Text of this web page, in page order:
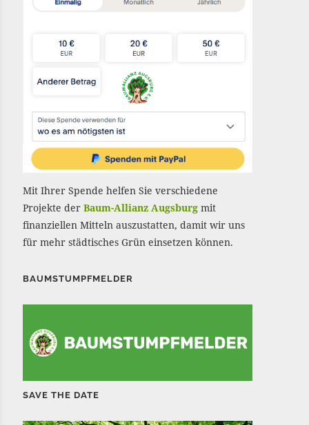
Mit Ihrer Spende helfen Sie verschiedene
Projekte derBaum-Allianz Augsburg mit
finanziellen Mitteln auszustatten, damit wir uns
für mehr städtisches Grün einsetzen können.
BAUMSTUMPFMELDER
SAVE THE DATE